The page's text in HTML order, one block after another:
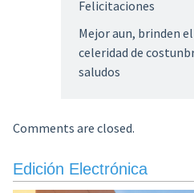
Felicitaciones
Mejor aun, brinden
celeridad de
saludos
Comments are closed.
Edición Electrónica